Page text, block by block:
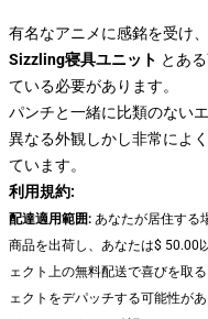
有名なアニメに感銘を受け、
Sizzling寝具ユニット とあ
ている必要があります。
パンチと一緒に比類のない
異なる外観しかし非常によ
ています。
利用規約:
配達適用範囲: あなたが居住する
商品を出荷し、あなたは$ 50.00
ェクト上の無料配送で喜びを取
ェクトをデパッチする可能性が